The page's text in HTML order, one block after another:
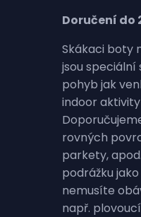
Doručení do
Skákaci boty
jsou
pohyb jak
indoor
rovných
parkety,
podrážku
nemusíte
např.